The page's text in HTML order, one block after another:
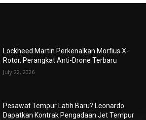
Lockheed Martin Perkenalkan Morfius X-
Rotor, Perangkat Anti-Drone Terbaru
July 22, 2026
Pesawat Tempur Latih Baru? Leonardo
Dapatkan Kontrak Pengadaan Jet Tempur